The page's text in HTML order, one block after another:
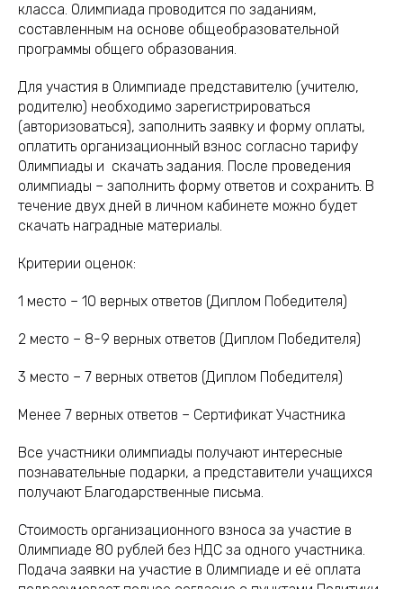
класса. Олимпиада проводится по заданиям,
составленным на основе общеобразовательной
программы общего образования.
Для участия в Олимпиаде представителю (учителю,
родителю) необходимо зарегистрироваться
(авторизоваться), заполнить заявку и форму оплаты,
оплатить организационный взнос согласно тарифу
Олимпиады и скачать задания. После проведения
олимпиады – заполнить форму ответов и сохранить. В
течение двух дней в личном кабинете можно будет
скачать наградные материалы.
Критерии оценок:
1 место – 10 верных ответов (Диплом Победителя)
2 место – 8-9 верных ответов (Диплом Победителя)
3 место – 7 верных ответов (Диплом Победителя)
Менее 7 верных ответов – Сертификат Участника
Все участники олимпиады получают интересные
познавательные подарки, а представители учащихся
получают Благодарственные письма.
Стоимость организационного взноса за участие в
Олимпиаде 80 рублей без НДС за одного участника.
Подача заявки на участие в Олимпиаде и её оплата